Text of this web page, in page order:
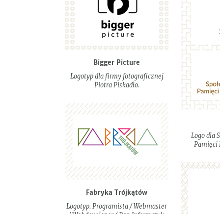
Bigger Picture
Logotyp dla firmy fotograficznej
Piotra Piskadło.
Logo dla
Pamięci
Fabryka Trójkątów
Logotyp. Programista / Webmaster